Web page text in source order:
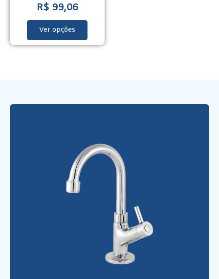
R$ 99,06
Ver opções